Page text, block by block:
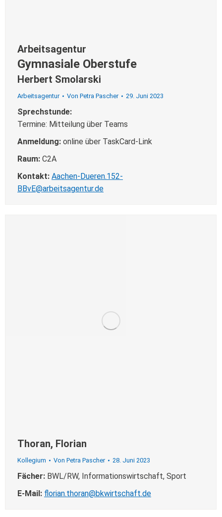
Arbeitsagentur
Gymnasiale Oberstufe
Herbert Smolarski
Arbeitsagentur Von Petra Pascher 29. Juni 2023
Sprechstunde:
Termine: Mitteilung über Teams
Anmeldung: online über TaskCard-Link
Raum: C2A
Kontakt: Aachen-Dueren.152-
BBvE@arbeitsagentur.de
Thoran, Florian
Kollegium Von Petra Pascher 28. Juni 2023
Fächer: BWL/RW, Informationswirtschaft, Sport
E-Mail: florian.thoran@bkwirtschaft.de